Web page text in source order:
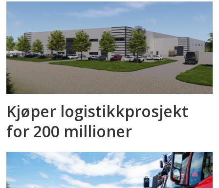
Kjøper logistikkprosjekt
for 200 millioner